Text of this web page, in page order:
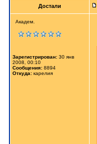
Достали
Академ.
Зарегистрирован: 30 янв
2008, 00:10
Сообщения: 8894
Откуда: карелия